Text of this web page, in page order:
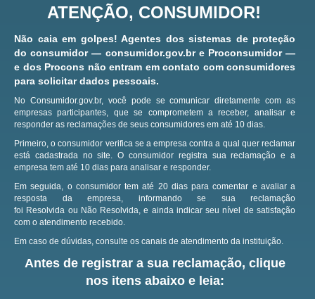
ATENÇÃO, CONSUMIDOR!
Não caia em golpes! Agentes dos sistemas de proteção
do consumidor — consumidor.gov.br e Proconsumidor —
e dos Procons não entram em contato com consumidores
para solicitar dados pessoais.
No Consumidor.gov.br, você pode se comunicar diretamente com as
empresas participantes, que se comprometem a receber, analisar e
responder as reclamações de seus consumidores em até 10 dias.
Primeiro, o consumidor verifica se a empresa contra a qual quer reclamar
está cadastrada no site.O consumidor registra sua reclamação e a
empresa tem até 10 dias para analisar e responder.
Em seguida, o consumidor tem até 20 dias para comentar e avaliar a
resposta da empresa, informando se sua reclamação
foi Resolvida ou Não Resolvida, e ainda indicar seu nível de satisfação
com o atendimento recebido.
Em caso de dúvidas, consulte os canais de atendimento da instituição.
Antes de registrar a sua reclamação, clique
nos itens abaixo e leia: